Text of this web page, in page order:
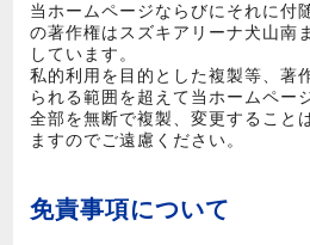
当ホームページならびにそれに付
の著作権はスズキアリーナ犬山南
しています。
私的利用を目的とした複製等、著
られる範囲を超えて当ホームペー
全部を無断で複製、変更すること
ますのでご遠慮ください。
免責事項について